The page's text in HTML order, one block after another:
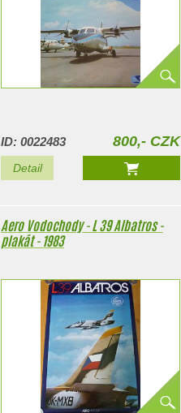
ID: 0022483 800,- CZK
Detail
Aero Vodochody - L 39 Albatros -
plakát - 1983